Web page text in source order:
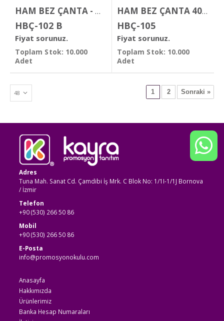
HAM BEZ ÇANTA - KISA SAP 35x40 cm
HBÇ-102 B
Fiyat sorunuz.
Toplam Stok: 10.000
Adet
HAM BEZ ÇANTA 40x50 cm
HBÇ-105
Fiyat sorunuz.
Toplam Stok: 10.000
Adet
1 2 Sonraki »
Adres
Tuna Mah. Sanat Cd. Çamdibi İş Mrk. C Blok No: 1/1I-1/1J Bornova
/ İzmir
Telefon
+90 (530) 266 50 86
Mobil
+90 (530) 266 50 86
E-Posta
info@promosyonokulu.com
Anasayfa
Hakkımızda
Ürünlerimiz
Banka Hesap Numaraları